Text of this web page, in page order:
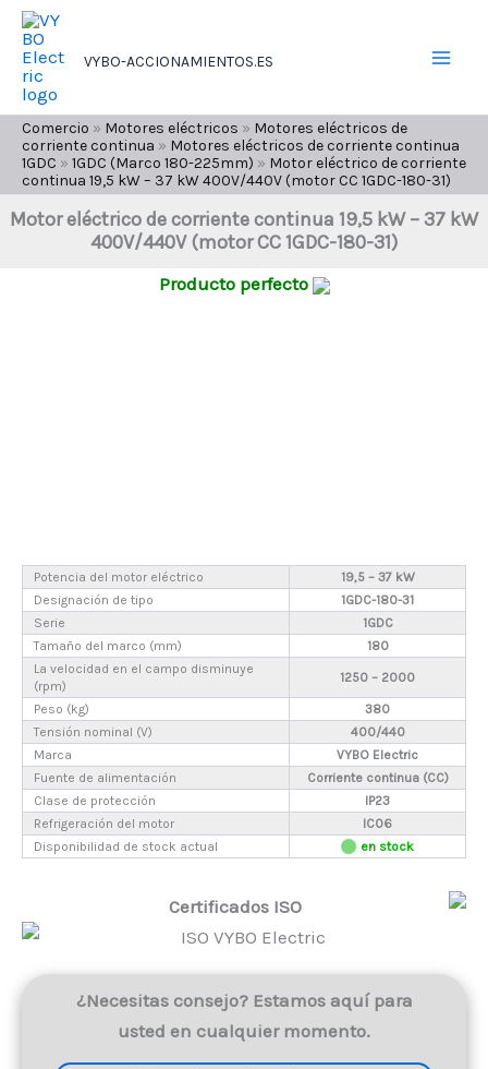
contenido
VYBO-ACCIONAMIENTOS.ES
Comercio » Motores eléctricos » Motores eléctricos de
corriente continua » Motores eléctricos de corriente continua
1GDC » 1GDC (Marco 180-225mm) » Motor eléctrico de corriente
continua 19,5 kW – 37 kW 400V/440V (motor CC 1GDC-180-31)
Motor eléctrico de corriente continua 19,5 kW – 37 kW
400V/440V (motor CC 1GDC-180-31)
Producto perfecto
Potencia del motor eléctrico
19,5 – 37 kW
Designación de tipo
1GDC-180-31
Serie
1GDC
Tamaño del marco (mm)
180
La velocidad en el campo disminuye
(rpm)
1250 – 2000
Peso (kg)
380
Tensión nominal (V)
400/440
Marca
VYBO Electric
Fuente de alimentación
Corriente continua (CC)
Clase de protección
IP23
Refrigeración del motor
IC06
Disponibilidad de stock actual
en stock
Certificados ISO
¿Necesitas consejo? Estamos aquí para
usted en cualquier momento.